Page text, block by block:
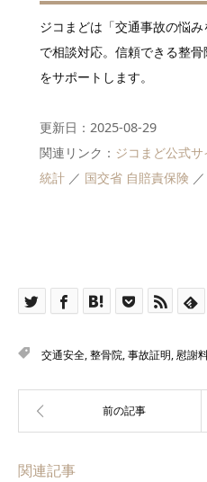
ジコまどは「交通事故の悩
で相談対応。信頼できる整
をサポートします。
更新日：2025-08-29
関連リンク： ジコまど公式サ
統計 ／ 国交省 自賠責保険 ／
交通安全,整骨院,事故証明,慰謝
関連記事